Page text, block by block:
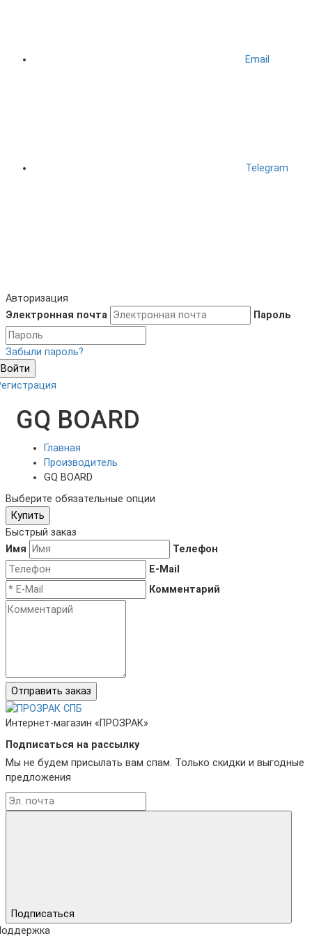
Email
Telegram
Авторизация
Электронная почта
Пароль
Забыли пароль?
Войти
GQ BOARD
Главная
Производитель
GQ BOARD
Выберите обязательные опции
Купить
Быстрый заказ
Имя
Телефон
E-Mail
Комментарий
Отправить заказ
Интернет-магазин «ПРОЗРАК»
Подписаться на рассылку
Мы не будем присылать вам спам. Только скидки и выгодные
предложения
Подписаться